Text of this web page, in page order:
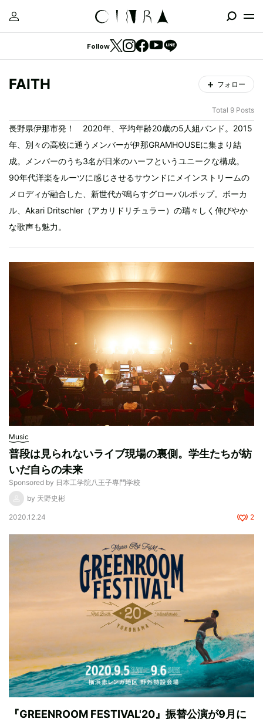
Follow
FAITH フォロー
Total 9 Posts
長野県伊那市発！ 2020年、平均年齢20歳の5人組バンド。2015
年、別々の高校に通うメンバーが伊那GRAMHOUSEに集まり結
成。メンバーのうち3名が日米のハーフというユニークな構成。
90年代洋楽をルーツに感じさせるサウンドにメインストリームの
メロディが融合した、新世代が鳴らすグローバルポップ。ボーカ
ル、Akari Dritschler（アカリドリチュラー）の瑞々しく伸びやか
な歌声も魅力。
Music
普段は見られないライブ現場の裏側。学生たちが紡
いだ自らの未来
Sponsored by 日本工学院八王子専門学校
by 天野史彬
2020.12.24 2
『GREENROOM FESTIVAL'20』振替公演が9月に